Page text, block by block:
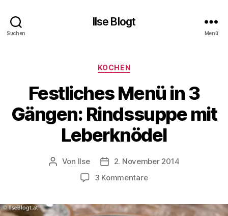
Suchen
Ilse Blogt
Menü
Kategorien
KOCHEN
Festliches Menü in 3
Gängen: Rindssuppe mit
Leberknödel
Beitragsautor
Von Ilse Beitragsdatum
2. November 2014
3 Kommentarezu
in